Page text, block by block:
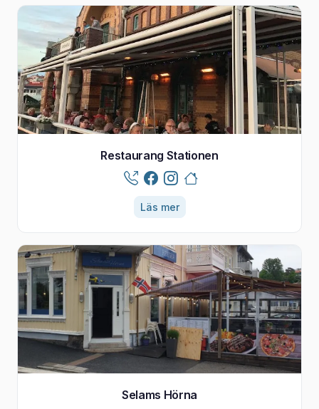
Restaurang Stationen
Läs mer
Selams Hörna